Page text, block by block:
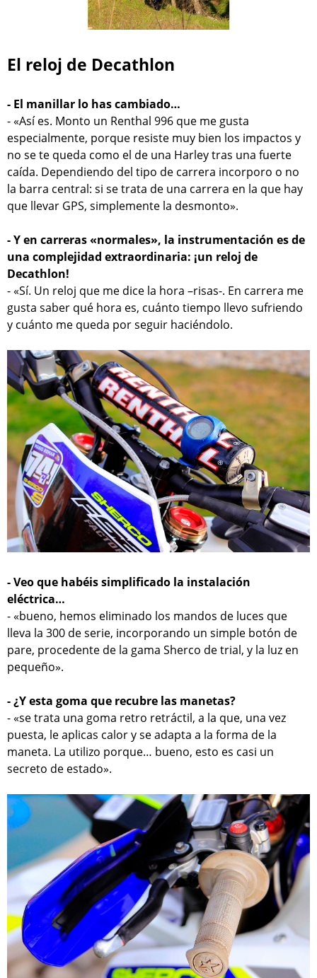
El reloj de Decathlon
- El manillar lo has cambiado…
- «Así es. Monto un Renthal 996 que me gusta
especialmente, porque resiste muy bien los impactos y
no se te queda como el de una Harley tras una fuerte
caída. Dependiendo del tipo de carrera incorporo o no
la barra central: si se trata de una carrera en la que hay
que llevar GPS, simplemente la desmonto».
- Y en carreras «normales», la instrumentación es de
una complejidad extraordinaria: ¡un reloj de
Decathlon!
- «Sí. Un reloj que me dice la hora –risas-. En carrera me
gusta saber qué hora es, cuánto tiempo llevo sufriendo
y cuánto me queda por seguir haciéndolo.
- Veo que habéis simplificado la instalación
eléctrica…
- «bueno, hemos eliminado los mandos de luces que
lleva la 300 de serie, incorporando un simple botón de
pare, procedente de la gama Sherco de trial, y la luz en
pequeño».
- ¿Y esta goma que recubre las manetas?
- «se trata una goma retro retráctil, a la que, una vez
puesta, le aplicas calor y se adapta a la forma de la
maneta. La utilizo porque… bueno, esto es casi un
secreto de estado».